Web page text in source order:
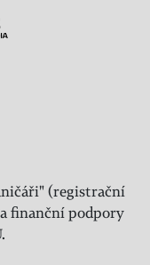
(registrační
finanční podpory